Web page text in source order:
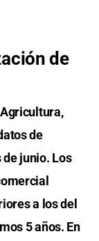
de
de
junio. Los
a los del
5 años. En